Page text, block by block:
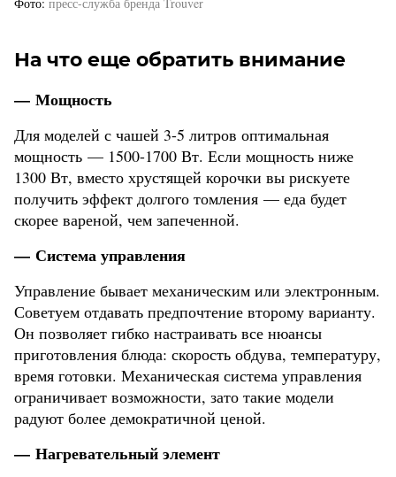
На что еще обратить внимание
— Мощность
Для моделей с чашей 3-5 литров оптимальная
мощность — 1500-1700 Вт. Если мощность ниже
1300 Вт, вместо хрустящей корочки вы рискуете
получить эффект долгого томления — еда будет
скорее вареной, чем запеченной.
— Система управления
Управление бывает механическим или электронным.
Советуем отдавать предпочтение второму варианту.
Он позволяет гибко настраивать все нюансы
приготовления блюда: скорость обдува, температуру,
время готовки. Механическая система управления
ограничивает возможности, зато такие модели
радуют более демократичной ценой.
— Нагревательный элемент